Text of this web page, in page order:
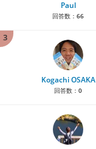
Paul
回答数： 66
3
Kogachi OSAKA
回答数： 0